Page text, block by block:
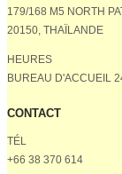
179/168 M5 NORTH
20150, THAÏLANDE
HEURES
BUREAU D'ACCUEIL
CONTACT
TÉL
+66 38 370 614